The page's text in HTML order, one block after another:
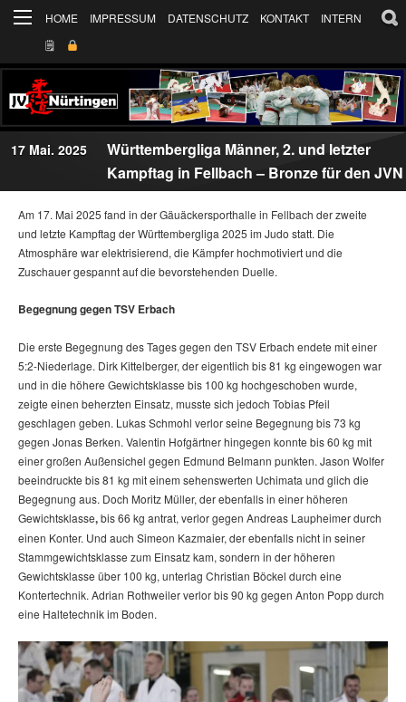
HOME IMPRESSUM DATENSCHUTZ KONTAKT
INTERN
🗒
17 Mai. 2025
Württembergliga Männer, 2. und letzter
Kampftag in Fellbach – Bronze für den JVN
Am 17. Mai 2025 fand in der Gäuäckersporthalle in Fellbach der zweite
und letzte Kampftag der Württembergliga 2025 im Judo statt. Die
Atmosphäre war elektrisierend, die Kämpfer hochmotiviert und die
Zuschauer gespannt auf die bevorstehenden Duelle.
Begegnung gegen TSV Erbach
Die erste Begegnung des Tages gegen den TSV Erbach endete mit einer
5:2-Niederlage. Dirk Kittelberger, der eigentlich bis 81 kg eingewogen war
und in die höhere Gewichtsklasse bis 100 kg hochgeschoben wurde,
zeigte einen beherzten Einsatz, musste sich jedoch Tobias Pfeil
geschlagen geben. Lukas Schmohl verlor seine Begegnung bis 73 kg
gegen Jonas Berken. Valentin Hofgärtner hingegen konnte bis 60 kg mit
einer großen Außensichel gegen Edmund Belmann punkten. Jason Wolfer
beeindruckte bis 81 kg mit einem sehenswerten Uchimata und glich die
Begegnung aus. Doch Moritz Müller, der ebenfalls in einer höheren
Gewichtsklasse,bis 66 kg antrat, verlor gegen Andreas Laupheimer durch
einen Konter. Und auch Simeon Kazmaier, der ebenfalls nicht in seiner
Stammgewichtsklasse zum Einsatz kam, sondern in der höheren
Gewichtsklasse über 100 kg, unterlag Christian Böckel durch eine
Kontertechnik. Adrian Rothweiler verlor bis 90 kg gegen Anton Popp durch
eine Haltetechnik im Boden.